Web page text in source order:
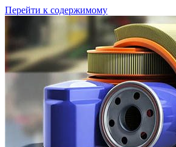
Перейти к содержимому